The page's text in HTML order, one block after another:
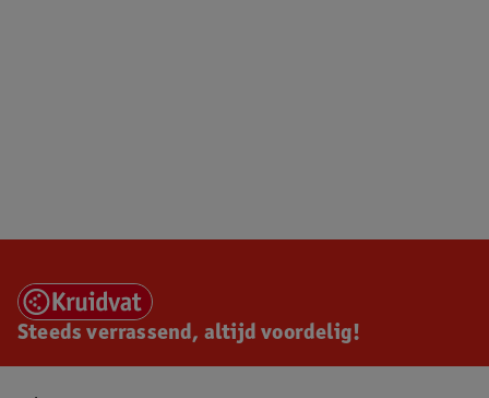
Steeds verrassend, altijd voordelig!